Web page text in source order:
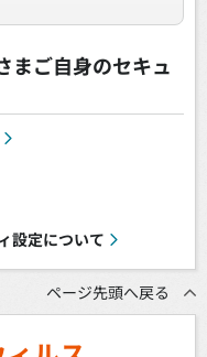
まご自身のセキュ
設定について
ページ先頭へ戻る